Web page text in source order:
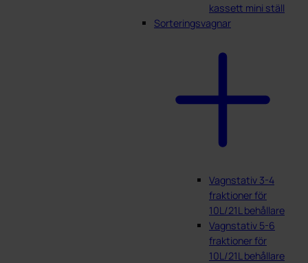
kassett mini ställ
Sorteringsvagnar
Vagnstativ 3-4
fraktioner för
10L/21L behållare
Vagnstativ 5-6
fraktioner för
10L/21L behållare